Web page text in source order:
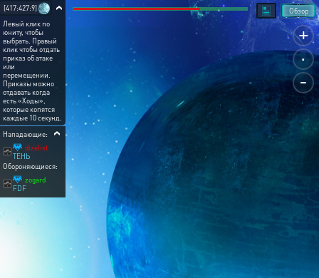
+
.
-
Обзор
[417:427:9]
Левый клик по
юниту, чтобы
выбрать. Правый
клик чтобы отдать
приказ об атаке
или
перемещении.
Приказы можно
отдавать когда
есть «Ходы»,
которые копятся
каждые 10 секунд.
Нападающие:
dizelist
ТЕНЬ
Обороняющиеся:
zogard
FDF